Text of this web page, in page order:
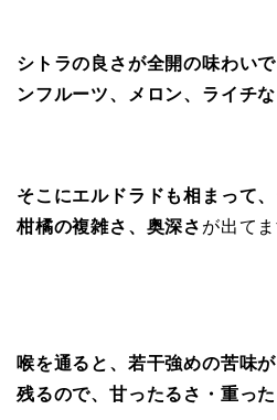
シトラの良さが全開の味わい
ンフルーツ、メロン、ライチ
そこにエルドラドも相まって
柑橘の複雑さ、奥深さ が出てま
喉を通ると、若干強めの苦味
残るので、甘ったるさ・重っ